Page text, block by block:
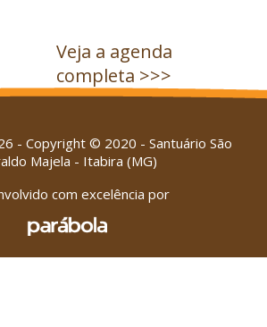
Veja a agenda
completa >>>
- Copyright © 2020 - Santuário São
Majela - Itabira (MG)
com excelência por